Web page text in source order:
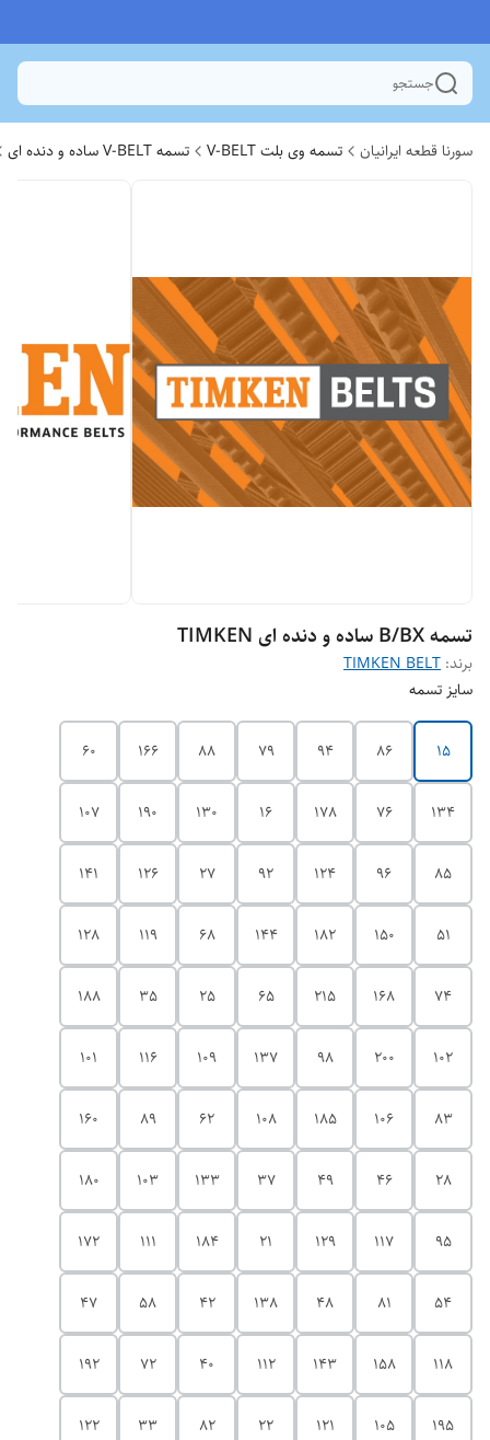
جستجو
سورنا قطعه ایرانیان تسمه وی بلت V-BELT تسمه V-BELT ساده و دنده ای
تسمه B/BX ساده و دنده ای TIMKEN
برند: TIMKEN BELT
سایز تسمه
15
86
94
79
88
166
60
134
76
178
16
130
190
107
85
96
124
92
27
126
141
51
150
182
144
68
119
128
74
168
215
65
25
35
188
102
200
98
137
109
116
101
83
106
185
108
62
89
160
28
46
49
37
133
103
180
95
117
129
21
184
111
172
54
81
48
138
42
58
47
118
158
143
112
40
72
192
195
105
121
22
82
33
122